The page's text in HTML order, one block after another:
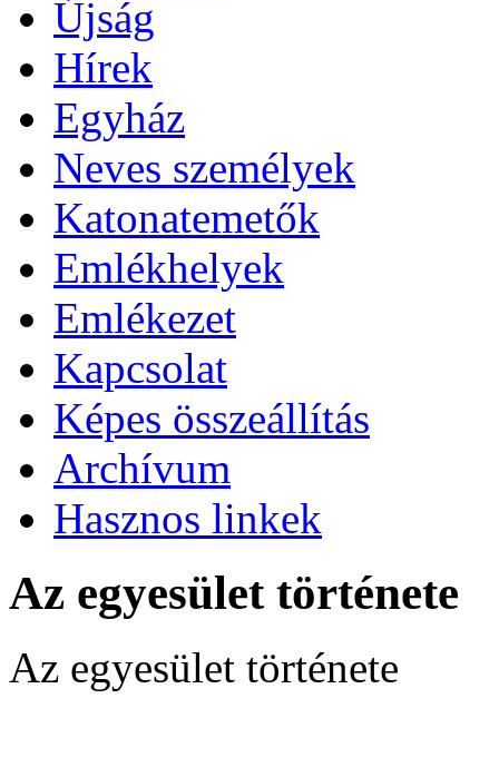
Újság
Hírek
Egyház
Neves személyek
Katonatemetők
Emlékhelyek
Emlékezet
Kapcsolat
Képes összeállítás
Archívum
Hasznos linkek
Az egyesület története
Az egyesület története